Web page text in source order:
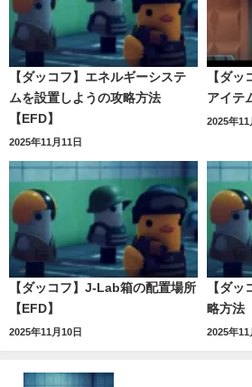
【ダッコフ】エネルギーシステ
ムを設置しようの攻略方法
【EFD】
2025年11月11日
【ダ
アイテ
2025年11
【ダッコフ】J-Lab箱の配置場所
【EFD】
2025年11月10日
【ダ
略方法
2025年11